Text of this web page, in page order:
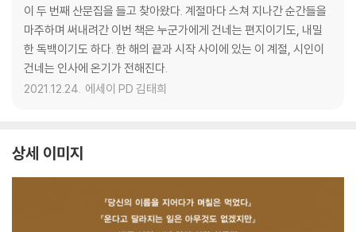
이 두 번째 산문집을 들고 찾아왔다. 계절마다 스쳐 지나간 순간들을
마주하며 써내려간 이번 책은 누군가에게 건네는 편지이기도, 내밀
한 독백이기도 하다. 한 해의 끝과 시작 사이에 있는 이 계절, 시인이
건네는 인사에 온기가 전해진다.
2021.12.24. 에세이 PD 김태희
상세 이미지